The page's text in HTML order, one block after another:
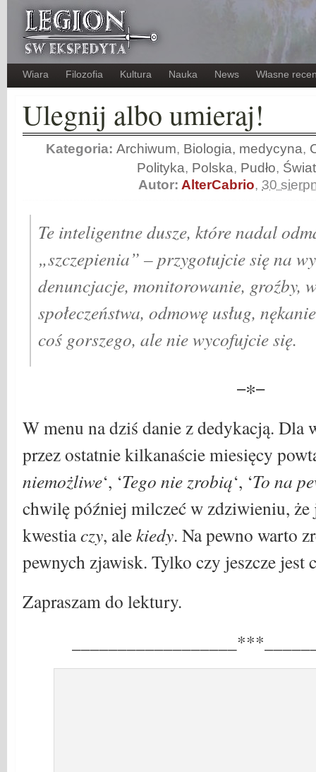
Wiara Filozofia Kultura Nauka News Własne
Ulegnij albo umieraj!
Kategoria: Archiwum, Biologia, medycyna,
Polityka, Polska, Pudło, Świat
Autor: AlterCabrio, 30
Te inteligentne dusze, które nadal
„szczepienia” – przygotujcie się na
denuncjacje, monitorowanie, groźby,
społeczeństwa, odmowę usług,
coś gorszego, ale nie wycofujcie się.
−∗−
W menu na dziś danie z dedykacją. Dla
przez ostatnie kilkanaście miesięcy
niemożliwe‘, ‘Tego nie zrobią‘, ‘To na
chwilę później milczeć w zdziwieniu,
kwestiaczy, alekiedy. Na pewno warto
pewnych zjawisk. Tylko czy jeszcze jest
Zapraszam do lektury.